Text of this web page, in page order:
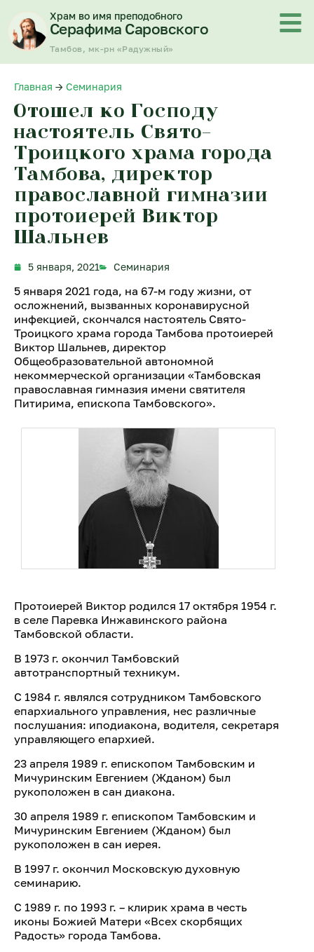
содержимому
Храм во имя преподобного
Серафима Саровского
Тамбов, мк-рн «Радужный»
Главная → Семинария
Отошел ко Господу
настоятель Свято-
Троицкого храма города
Тамбова, директор
православной гимназии
протоиерей Виктор
Шальнев
5 января, 2021 Семинария
5 января 2021 года, на 67-м году жизни, от
осложнений, вызванных коронавирусной
инфекцией, скончался настоятель Свято-
Троицкого храма города Тамбова протоиерей
Виктор Шальнев, директор
Общеобразовательной автономной
некоммерческой организации «Тамбовская
православная гимназия имени святителя
Питирима, епископа Тамбовского».
Протоиерей Виктор родился 17 октября 1954 г.
в селе Паревка Инжавинского района
Тамбовской области.
В 1973 г. окончил Тамбовский
автотранспортный техникум.
С 1984 г. являлся сотрудником Тамбовского
епархиального управления, нес различные
послушания: иподиакона, водителя, секретаря
управляющего епархией.
23 апреля 1989 г. епископом Тамбовским и
Мичуринским Евгением (Жданом) был
рукоположен в сан диакона.
30 апреля 1989 г. епископом Тамбовским и
Мичуринским Евгением (Жданом) был
рукоположен в сан иерея.
В 1997 г. окончил Московскую духовную
семинарию.
С 1989 г. по 1993 г. – клирик храма в честь
иконы Божией Матери «Всех скорбящих
Радость» города Тамбова.